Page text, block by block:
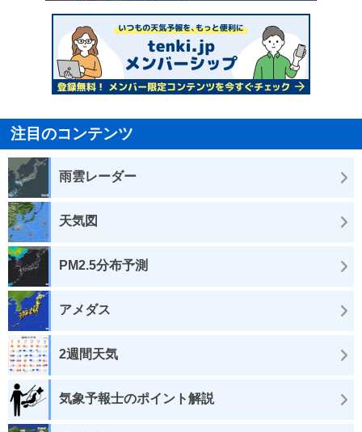
注目のコンテンツ
雨雲レーダー
天気図
PM2.5分布予測
アメダス
2週間天気
気象予報士のポイント解説